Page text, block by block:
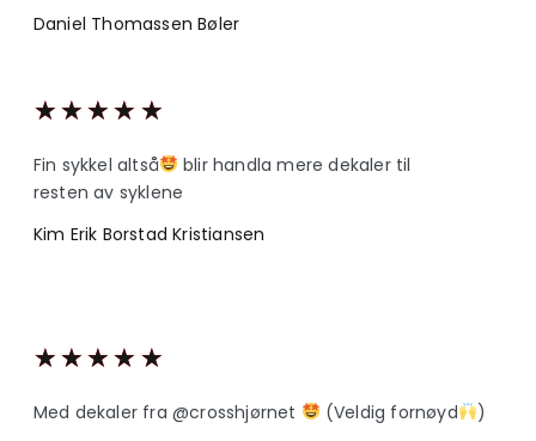
Daniel Thomassen Bøler
★ ★ ★ ★ ★
Fin sykkel altså
blir handla mere dekaler til
resten av syklene
Kim Erik Borstad Kristiansen
★ ★ ★ ★ ★
Med dekaler fra @crosshjørnet (Veldig fornøyd
)